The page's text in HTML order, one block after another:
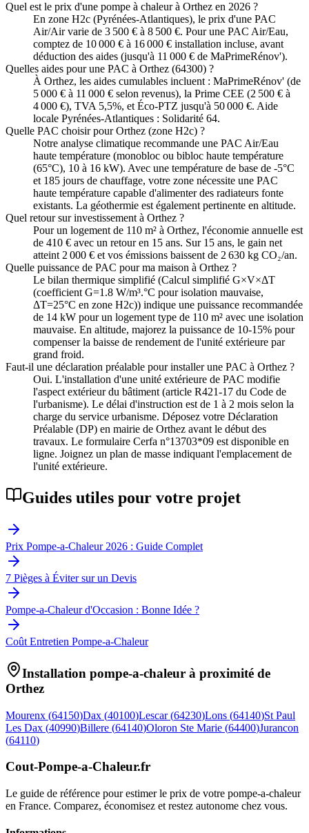
Quel est le prix d'une pompe à chaleur à Orthez en 2026 ?
En zone H2c (Pyrénées-Atlantiques), le prix d'une PAC
Air/Air varie de 3 500 € à 8 500 €. Pour une PAC Air/Eau,
comptez de 10 000 € à 16 000 € installation incluse, avant
déduction des aides (jusqu'à 11 000 € de MaPrimeRénov').
Quelles aides pour une PAC à Orthez (64300) ?
À Orthez, les aides cumulables incluent : MaPrimeRénov' (de
5 000 € à 11 000 € selon revenus), la Prime CEE (2 500 € à
4 000 €), TVA 5,5%, et Éco-PTZ jusqu'à 50 000 €. Aide
locale Pyrénées-Atlantiques : Solidarité 64.
Quelle PAC choisir pour Orthez (zone H2c) ?
Notre analyse climatique recommande une PAC Air/Eau
haute température (monobloc ou bibloc haute température
(65°C), 10 à 16 kW). Avec une température de base de -5°C
et 185 jours de chauffage, votre zone nécessite une PAC
haute température capable d'alimenter des radiateurs fonte
existants. La géothermie est également pertinente en altitude.
Quel retour sur investissement à Orthez ?
Pour un logement de 110 m² à Orthez, l'économie annuelle est
de 410 € avec un retour en 15 ans. Sur 15 ans, le gain net
atteint 2 000 € et vos émissions baissent de 2 630 kg CO₂/an.
Quelle puissance de PAC pour ma maison à Orthez ?
Le bilan thermique simplifié (Calcul simplifié G×V×ΔT
(coefficient G=1.8 W/m³.°C pour isolation mauvaise,
ΔT=25°C en zone H2c)) indique une puissance recommandée
de 14 kW pour un logement type de 110 m² avec une isolation
mauvaise. En altitude, majorez la puissance de 10-15% pour
compenser la baisse de rendement de l'unité extérieure par
grand froid.
Faut-il une déclaration préalable pour installer une PAC à Orthez ?
Oui. L'installation d'une unité extérieure de PAC modifie
l'aspect extérieur du bâtiment (article R421-17 du Code de
l'urbanisme). Le délai d'instruction est de 1 à 2 mois selon la
charge du service urbanisme. Déposez votre Déclaration
Préalable (DP) en mairie de Orthez avant le début des
travaux. Le formulaire Cerfa n°13703*09 est disponible en
ligne. Joignez un plan de masse indiquant l'emplacement de
l'unité extérieure.
Guides utiles pour votre projet
Prix Pompe-a-Chaleur 2026 : Guide Complet
7 Pièges à Éviter sur un Devis
Pompe-a-Chaleur d'Occasion : Bonne Idée ?
Coût Entretien Pompe-a-Chaleur
Installation pompe-a-chaleur à proximité de
Orthez
Mourenx (64150)Dax (40100)Lescar (64230)Lons (64140)St Paul
Les Dax (40990)Billere (64140)Oloron Ste Marie (64400)Jurancon
(64110)
Cout-Pompe-a-Chaleur.fr
Le guide de référence pour estimer le prix de votre pompe-a-chaleur
en France. Comparez, économisez et restez autonome chez vous.